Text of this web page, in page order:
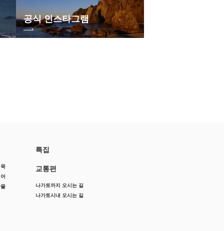
공식 인스타그램
물
특집
교통편
나가토까지 오시는 길
나가토시내 오시는 길